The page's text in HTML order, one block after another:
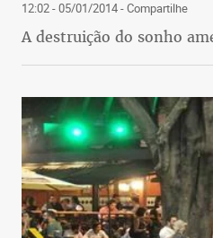
12:02 - 05/01/2014- Compartilhe
A destruição do sonho